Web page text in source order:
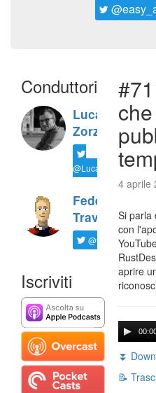
Conduttori
Luca
Zorzi
@LucaTNT
Federico
Travaini
@ftrava
Iscriviti
4 aprile
Si parla
con
aprire
⏬
📝